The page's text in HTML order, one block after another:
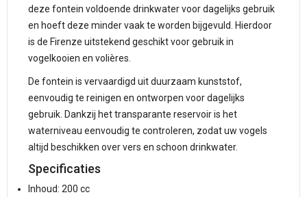
deze fontein voldoende drinkwater voor dagelijks gebruik
en hoeft deze minder vaak te worden bijgevuld. Hierdoor
is de Firenze uitstekend geschikt voor gebruik in
vogelkooien en volières.
De fontein is vervaardigd uit duurzaam kunststof,
eenvoudig te reinigen en ontworpen voor dagelijks
gebruik. Dankzij het transparante reservoir is het
waterniveau eenvoudig te controleren, zodat uw vogels
altijd beschikken over vers en schoon drinkwater.
Specificaties
Inhoud: 200 cc